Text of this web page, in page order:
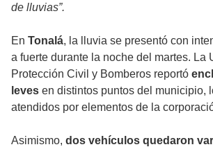
de lluvias”.
En Tonalá, la lluvia se presentó con
a fuerte durante la noche del martes. La
Protección Civil y Bomberos reportó
leves en distintos puntos del municipio,
atendidos por elementos de la
Asimismo, dos vehículos quedaron